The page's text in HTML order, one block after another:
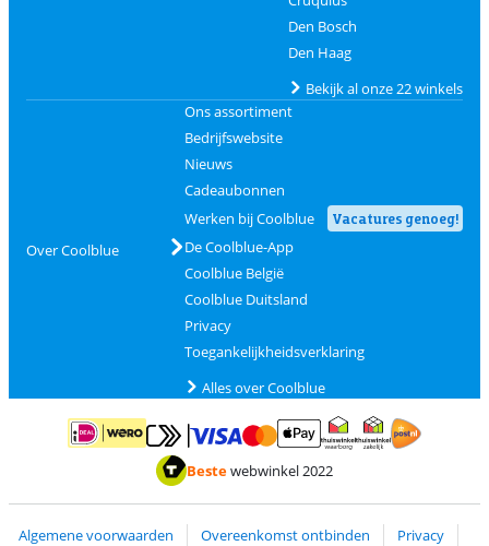
Den Bosch
Den Haag
Bekijk al onze 22 winkels
Over Coolblue
Ons assortiment
Bedrijfswebsite
Nieuws
Cadeaubonnen
Werken bij Coolblue
Vacatures genoeg!
De Coolblue-App
Coolblue België
Coolblue Duitsland
Privacy
Toegankelijkheidsverklaring
Alles over Coolblue
Betalen met iDEAL | WeroBetalen met MasterCard en Visa via ClickToPay
Betalen met ApplePay
Thuiswinkel waarborg
Bestewebwinkel 2022
Algemene voorwaarden Overeenkomst ontbinden
Privacy